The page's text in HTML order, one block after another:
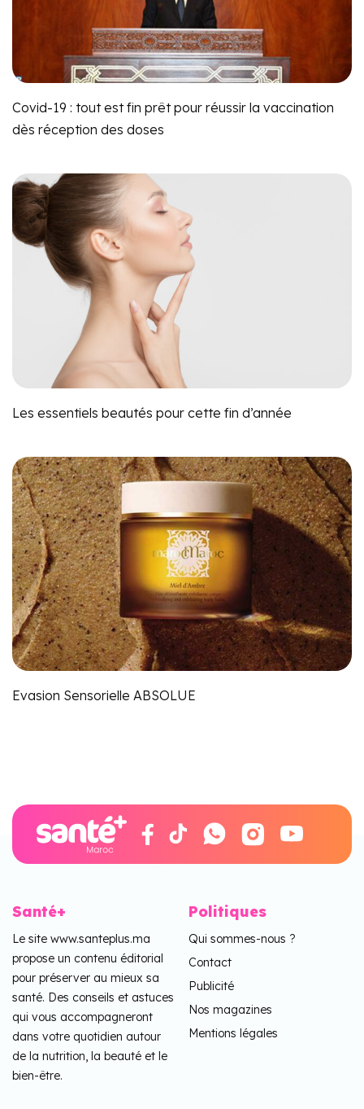
Covid-19 : tout est fin prêt pour réussir la vaccination
dès réception des doses
Les essentiels beautés pour cette fin d’année
Evasion Sensorielle ABSOLUE
Santé+
Le site www.santeplus.ma
propose un contenu éditorial
pour préserver au mieux sa
santé. Des conseils et astuces
qui vous accompagneront
dans votre quotidien autour
de la nutrition, la beauté et le
bien-être.
Politiques
Qui sommes-nous ?
Contact
Publicité
Nos magazines
Mentions légales